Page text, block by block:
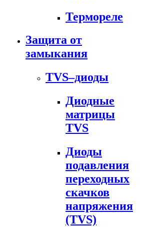
Термореле
Защита от
замыкания
TVS–диоды
Диодные
матрицы
TVS
Диоды
подавления
переходных
скачков
напряжения
(TVS)